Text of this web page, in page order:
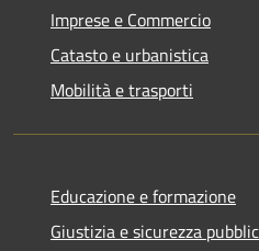
Imprese e Commercio
Catasto e urbanistica
Mobilità e trasporti
Educazione e formazione
Giustizia e sicurezza